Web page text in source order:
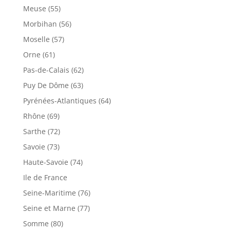
Meuse (55)
Morbihan (56)
Moselle (57)
Orne (61)
Pas-de-Calais (62)
Puy De Dôme (63)
Pyrénées-Atlantiques (64)
Rhône (69)
Sarthe (72)
Savoie (73)
Haute-Savoie (74)
Ile de France
Seine-Maritime (76)
Seine et Marne (77)
Somme (80)